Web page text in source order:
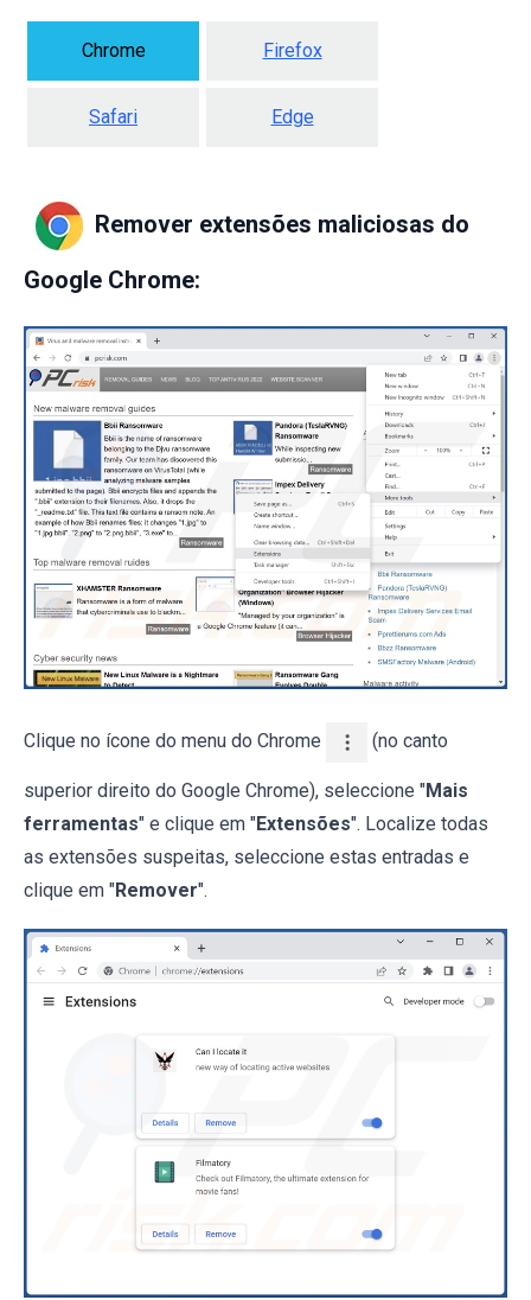
Chrome Firefox
Safari Edge
Remover extensões maliciosas do
Google Chrome:
Clique no ícone do menu do Chrome (no canto
superior direito do Google Chrome), seleccione "Mais
ferramentas" e clique em "Extensões". Localize todas
as extensões suspeitas, seleccione estas entradas e
clique em "Remover".